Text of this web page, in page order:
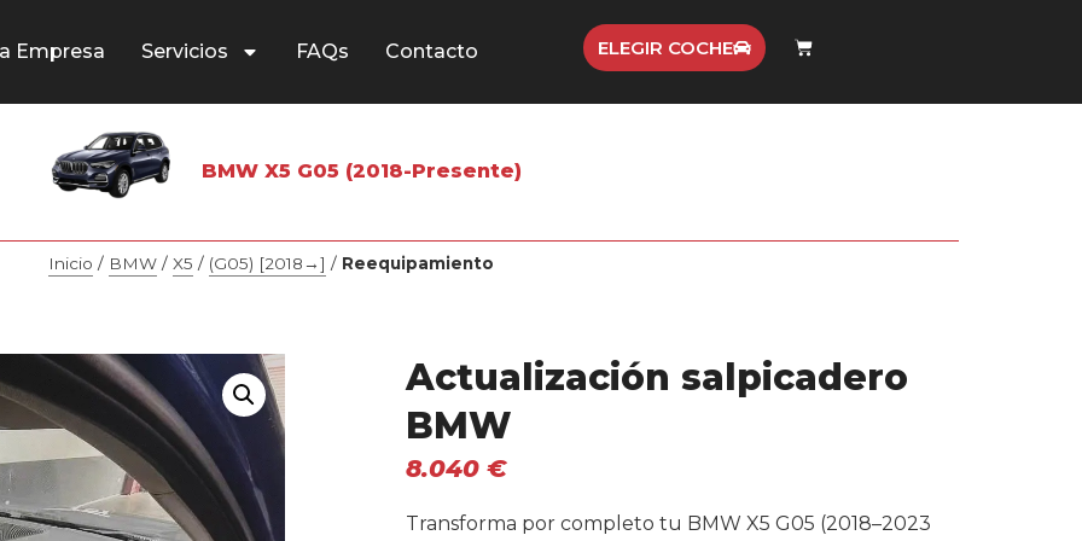
Empresa Servicios FAQs Contacto ELEGIR COCHE
BMW X5 G05 (2018-Presente)
Inicio / BMW/ X5 / (G05) [2018→] / Reequipamiento
Actualización salpicadero
BMW
8.040€
Transforma por completo tu BMW X5 G05 (2018–2023